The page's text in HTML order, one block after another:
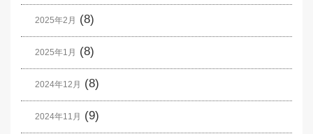
2025年2月 (8)
2025年1月 (8)
2024年12月 (8)
2024年11月 (9)